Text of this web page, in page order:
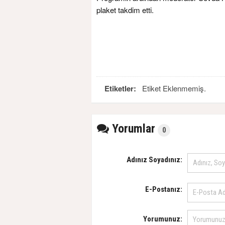
plaket takdim etti.
Etiketler: Etiket Eklenmemiş.
Yorumlar 0
Adınız Soyadınız:
E-Postanız:
Yorumunuz: